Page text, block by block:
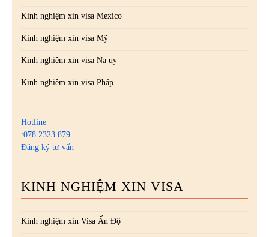
Kinh nghiệm xin visa Mexico
Kinh nghiệm xin visa Mỹ
Kinh nghiệm xin visa Na uy
Kinh nghiệm xin visa Pháp
Hotline
:078.2323.879
Đăng ký tư vấn
KINH NGHIỆM XIN VISA
Kinh nghiệm xin Visa Ấn Độ